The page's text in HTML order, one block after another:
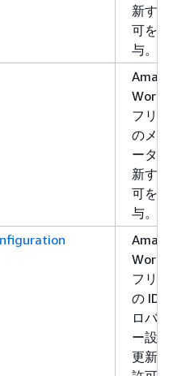
新す
可を付
与。
フリ
のメ
ータ
新す
可を付
与。
フリ
の ID
ロバ
ー設
更新